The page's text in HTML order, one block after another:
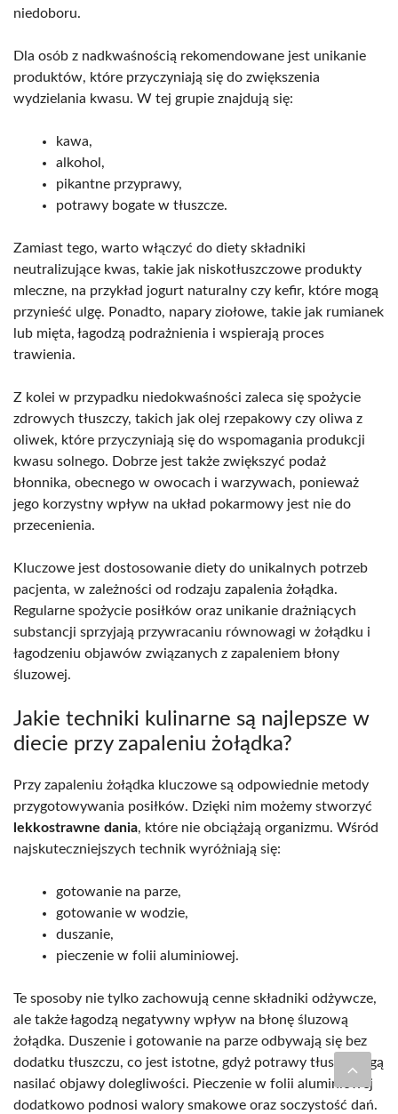
niedoboru.
Dla osób z nadkwaśnością rekomendowane jest unikanie
produktów, które przyczyniają się do zwiększenia
wydzielania kwasu. W tej grupie znajdują się:
kawa,
alkohol,
pikantne przyprawy,
potrawy bogate w tłuszcze.
Zamiast tego, warto włączyć do diety składniki
neutralizujące kwas, takie jak niskotłuszczowe produkty
mleczne, na przykład jogurt naturalny czy kefir, które mogą
przynieść ulgę. Ponadto, napary ziołowe, takie jak rumianek
lub mięta, łagodzą podrażnienia i wspierają proces
trawienia.
Z kolei w przypadku niedokwaśności zaleca się spożycie
zdrowych tłuszczy, takich jak olej rzepakowy czy oliwa z
oliwek, które przyczyniają się do wspomagania produkcji
kwasu solnego. Dobrze jest także zwiększyć podaż
błonnika, obecnego w owocach i warzywach, ponieważ
jego korzystny wpływ na układ pokarmowy jest nie do
przecenienia.
Kluczowe jest dostosowanie diety do unikalnych potrzeb
pacjenta, w zależności od rodzaju zapalenia żołądka.
Regularne spożycie posiłków oraz unikanie drażniących
substancji sprzyjają przywracaniu równowagi w żołądku i
łagodzeniu objawów związanych z zapaleniem błony
śluzowej.
Jakie techniki kulinarne są najlepsze w
diecie przy zapaleniu żołądka?
Przy zapaleniu żołądka kluczowe są odpowiednie metody
przygotowywania posiłków. Dzięki nim możemy stworzyć
lekkostrawne dania, które nie obciążają organizmu. Wśród
najskuteczniejszych technik wyróżniają się:
gotowanie na parze,
gotowanie w wodzie,
duszanie,
pieczenie w folii aluminiowej.
Te sposoby nie tylko zachowują cenne składniki odżywcze,
ale także łagodzą negatywny wpływ na błonę śluzową
żołądka. Duszenie i gotowanie na parze odbywają się bez
dodatku tłuszczu, co jest istotne, gdyż potrawy tłuste mogą
nasilać objawy dolegliwości. Pieczenie w folii aluminiowej
dodatkowo podnosi walory smakowe oraz soczystość dań.